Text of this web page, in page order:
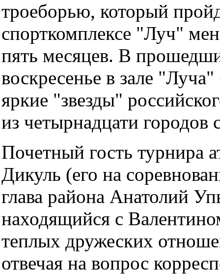
троеборью, который
спорткомплексе "Луч"
пять месяцев. В
воскресенье в зале
яркие "звезды"
из четырнадцати городов
Почетный гость турнира
Дикуль (его на
глава района Анатолий
находящийся с
теплых дружеских
отвечая на вопрос